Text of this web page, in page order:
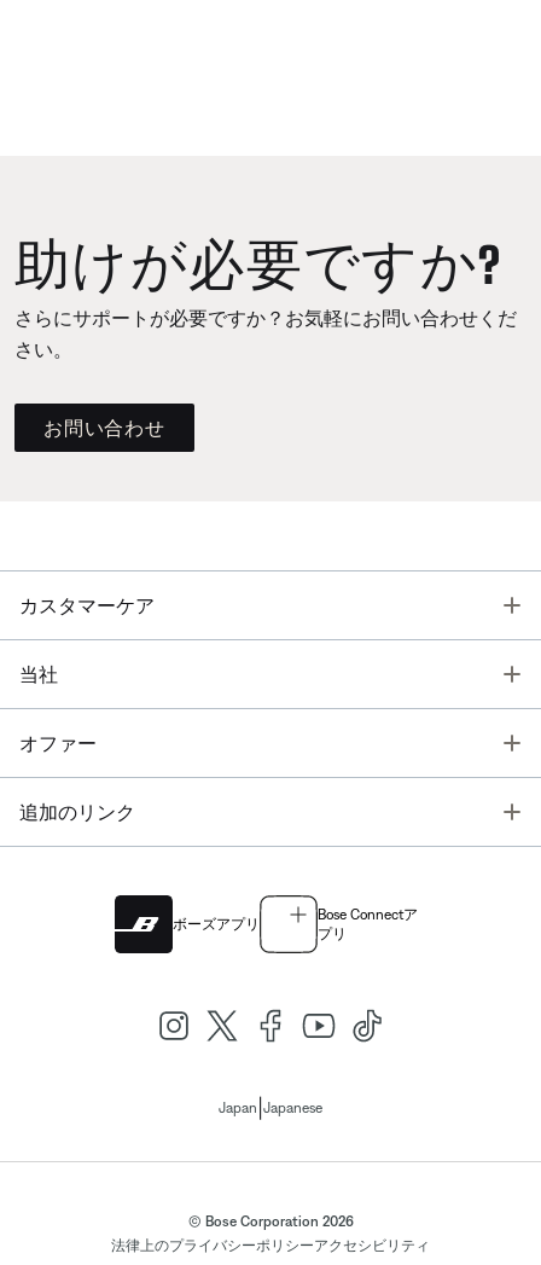
助けが必要ですか?
さらにサポートが必要ですか？お気軽にお問い合わせくだ
さい。
お問い合わせ
カスタマーケア
当社
オファー
追加のリンク
ボーズアプリ
Bose Connectア
プリ
Japan Japanese
© Bose Corporation 2026
法律上のプライバシーポリシーアクセシビリティ